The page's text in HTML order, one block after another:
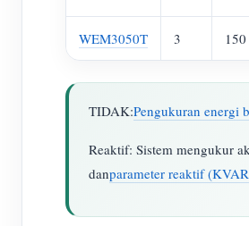
WEM3050T 3 150
TIDAK:Pengukuran energi
Reaktif: Sistem mengukur
danparameter reaktif